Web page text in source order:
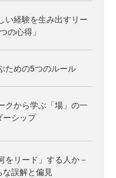
い経験を生み出すリー
の心得」
ための5つのルール
クから学ぶ「場」の一
ーシップ
をリード」する人か－
な誤解と偏見